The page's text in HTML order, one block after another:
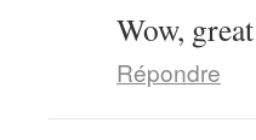
Wow,
Répondre